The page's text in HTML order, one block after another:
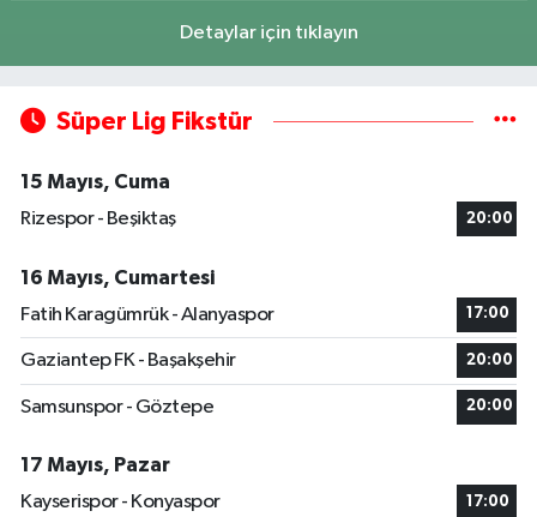
Detaylar için tıklayın
Süper Lig Fikstür
15 Mayıs, Cuma
Rizespor - Beşiktaş
20:00
16 Mayıs, Cumartesi
Fatih Karagümrük - Alanyaspor
17:00
Gaziantep FK - Başakşehir 20:00
Samsunspor - Göztepe 20:00
17 Mayıs, Pazar
Kayserispor - Konyaspor
17:00